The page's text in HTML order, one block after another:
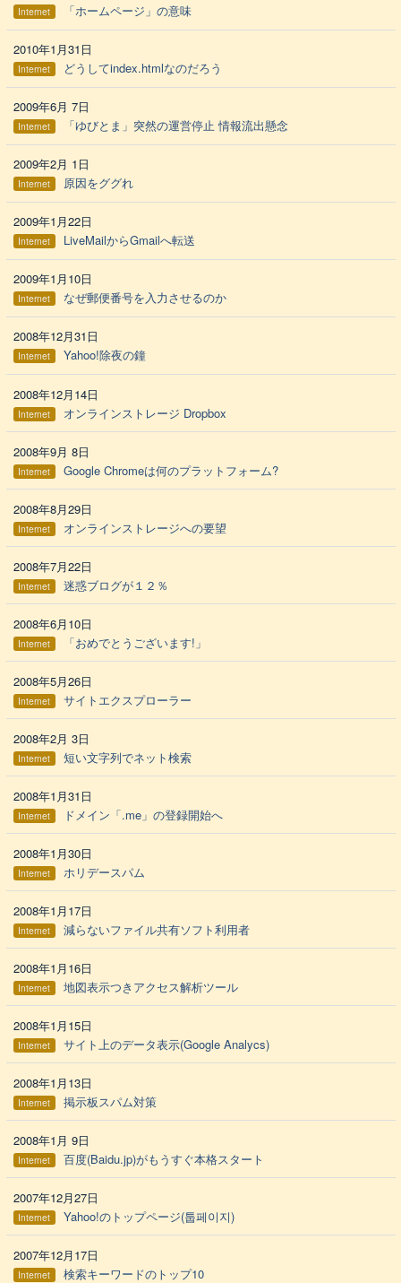
Internet 「ホームページ」の意味
2010年1月31日
Internet どうしてindex.htmlなのだろう
2009年6月 7日
Internet 「ゆびとま」突然の運営停止 情報流出懸念
2009年2月 1日
Internet 原因をググれ
2009年1月22日
Internet LiveMailからGmailへ転送
2009年1月10日
Internet なぜ郵便番号を入力させるのか
2008年12月31日
Internet Yahoo!除夜の鐘
2008年12月14日
Internet オンラインストレージ Dropbox
2008年9月 8日
Internet Google Chromeは何のプラットフォーム?
2008年8月29日
Internet オンラインストレージへの要望
2008年7月22日
Internet 迷惑ブログが１２％
2008年6月10日
Internet 「おめでとうございます!」
2008年5月26日
Internet サイトエクスプローラー
2008年2月 3日
Internet 短い文字列でネット検索
2008年1月31日
Internet ドメイン「.me」の登録開始へ
2008年1月30日
Internet ホリデースパム
2008年1月17日
Internet 減らないファイル共有ソフト利用者
2008年1月16日
Internet 地図表示つきアクセス解析ツール
2008年1月15日
Internet サイト上のデータ表示(Google Analycs)
2008年1月13日
Internet 掲示板スパム対策
2008年1月 9日
Internet 百度(Baidu.jp)がもうすぐ本格スタート
2007年12月27日
Internet Yahoo!のトップページ(툽페이지)
2007年12月17日
Internet 検索キーワードのトップ10